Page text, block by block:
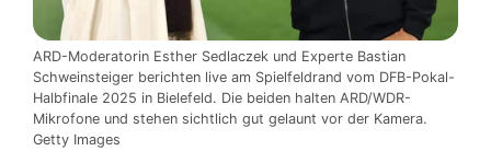
ARD-Moderatorin Esther Sedlaczek und Experte Bastian
Schweinsteiger berichten live am Spielfeldrand vom DFB-Pokal-
Halbfinale 2025 in Bielefeld. Die beiden halten ARD/WDR-
Mikrofone und stehen sichtlich gut gelaunt vor der Kamera.
Getty Images